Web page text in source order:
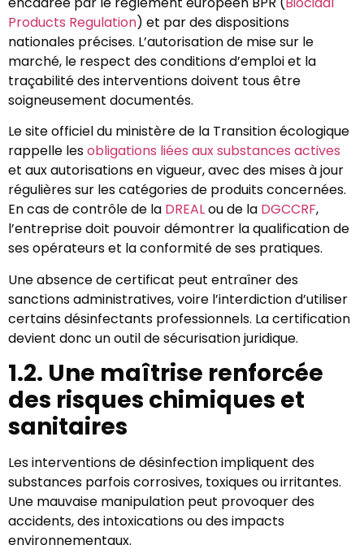
Products Regulation) et par des dispositions
nationales précises. L’autorisation de mise sur le
marché, le respect des conditions d’emploi et la
traçabilité des interventions doivent tous être
soigneusement documentés.
Le site officiel du ministère de la Transition écologique
rappelle lesobligations liées aux substances actives
et aux autorisations en vigueur, avec des mises à jour
régulières sur les catégories de produits concernées.
En cas de contrôle de la DREALou de la DGCCRF,
l’entreprise doit pouvoir démontrer la qualification de
ses opérateurs et la conformité de ses pratiques.
Une absence de certificat peut entraîner des
sanctions administratives, voire l’interdiction d’utiliser
certains désinfectants professionnels. La certification
devient donc un outil de sécurisation juridique.
1.2. Une maîtrise renforcée
des risques chimiques et
sanitaires
Les interventions de désinfection impliquent des
substances parfois corrosives, toxiques ou irritantes.
Une mauvaise manipulation peut provoquer des
accidents, des intoxications ou des impacts
environnementaux.